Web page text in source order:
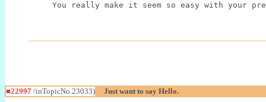
You really make it seem so easy with your
■22997 /inTopicNo.23033) Just want to say Hello.